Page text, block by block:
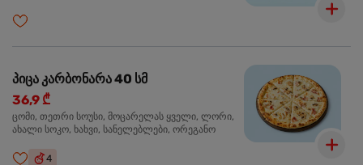
პიცა კარბონარა 40 სმ
36,9 ₾
ცომი, თეთრი სოუსი, მოცარელას ყველი, ლორი,
ახალი სოკო, ხახვი, სანელებლები, ორეგანო
4